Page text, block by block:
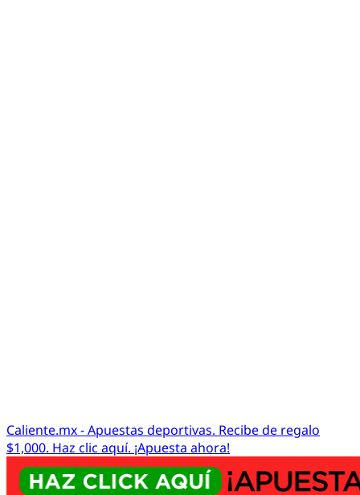
Caliente.mx - Apuestas deportivas. Recibe de regalo
$1,000. Haz clic aquí. ¡Apuesta ahora!